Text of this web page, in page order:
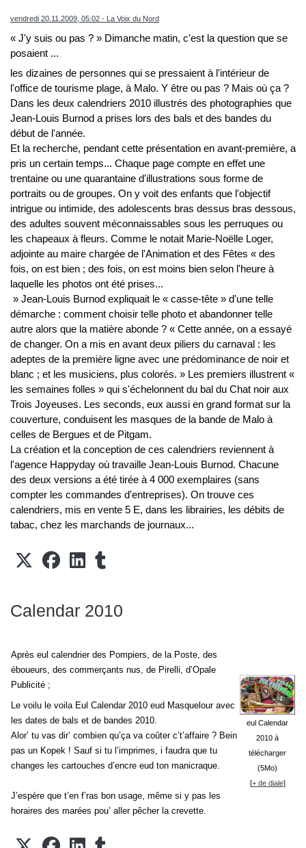
vendredi 20.11.2009, 05:02 - La Voix du Nord
« J'y suis ou pas ? » Dimanche matin, c'est la question que se
posaient ...
les dizaines de personnes qui se pressaient à l'intérieur de
l'office de tourisme plage, à Malo. Y être ou pas ? Mais où ça ?
Dans les deux calendriers 2010 illustrés des photographies que
Jean-Louis Burnod a prises lors des bals et des bandes du
début de l'année.
Et la recherche, pendant cette présentation en avant-première, a
pris un certain temps... Chaque page compte en effet une
trentaine ou une quarantaine d'illustrations sous forme de
portraits ou de groupes. On y voit des enfants que l'objectif
intrigue ou intimide, des adolescents bras dessus bras dessous,
des adultes souvent méconnaissables sous les perruques ou
les chapeaux à fleurs. Comme le notait Marie-Noëlle Loger,
adjointe au maire chargée de l'Animation et des Fêtes « des
fois, on est bien ; des fois, on est moins bien selon l'heure à
laquelle les photos ont été prises...
» Jean-Louis Burnod expliquait le « casse-tête » d'une telle
démarche : comment choisir telle photo et abandonner telle
autre alors que la matière abonde ? « Cette année, on a essayé
de changer. On a mis en avant deux piliers du carnaval : les
adeptes de la première ligne avec une prédominance de noir et
blanc ; et les musiciens, plus colorés. » Les premiers illustrent «
les semaines folles » qui s'échelonnent du bal du Chat noir aux
Trois Joyeuses. Les seconds, eux aussi en grand format sur la
couverture, conduisent les masques de la bande de Malo à
celles de Bergues et de Pitgam.
La création et la conception de ces calendriers reviennent à
l'agence Happyday où travaille Jean-Louis Burnod. Chacune
des deux versions a été tirée à 4 000 exemplaires (sans
compter les commandes d'entreprises). On trouve ces
calendriers, mis en vente 5 E, dans les librairies, les débits de
tabac, chez les marchands de journaux...
Calendar 2010
Après eul calendrier des Pompiers, de la Poste, des
éboueurs, des commerçants nus, de Pirelli, d’Opale
Publicité ;
Le voilu le voila Eul Calendar 2010 eud Masquelour avec
les dates de bals et de bandes 2010.
Alor’ tu vas dir’ combien qu’ça va coûter c’t’affaire ? Bein
pas un Kopek ! Sauf si tu l’imprimes, i faudra que tu
changes les cartouches d’encre eud ton manicraque.
J’espère que t’en f’ras bon usage, même si y pas les
horaires des marées pou’ aller pêcher la crevette.
eul Calendar
2010 à
télécharger
(5Mo)
[+ de diale]